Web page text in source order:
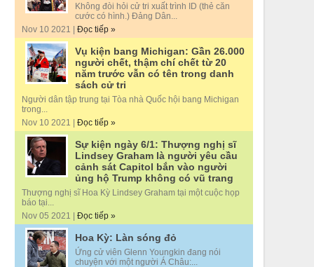
Không đòi hỏi cử tri xuất trình ID (thẻ căn
cước có hình.) Đảng Dân...
Nov 10 2021 | Đọc tiếp »
Vụ kiện bang Michigan: Gần 26.000
người chết, thậm chí chết từ 20
năm trước vẫn có tên trong danh
sách cử tri
Người dân tập trung tại Tòa nhà Quốc hội bang Michigan
trong...
Nov 10 2021 | Đọc tiếp »
Sự kiện ngày 6/1: Thượng nghị sĩ
Lindsey Graham là người yêu cầu
cảnh sát Capitol bắn vào người
ủng hộ Trump không có vũ trang
Thượng nghị sĩ Hoa Kỳ Lindsey Graham tại một cuộc họp
báo tại...
Nov 05 2021 | Đọc tiếp »
Hoa Kỳ: Làn sóng đỏ
Ứng cử viên Glenn Youngkin đang nói
chuyện với một người Á Châu:...